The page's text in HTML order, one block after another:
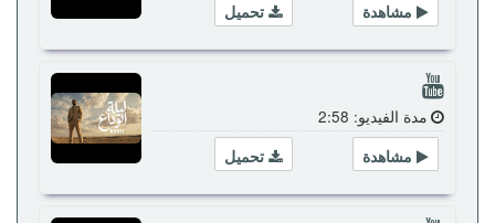
تحميل
مشاهدة
مدة الفيديو: 2:58
تحميل
مشاهدة